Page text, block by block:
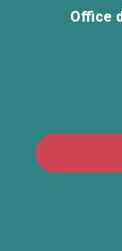
Office